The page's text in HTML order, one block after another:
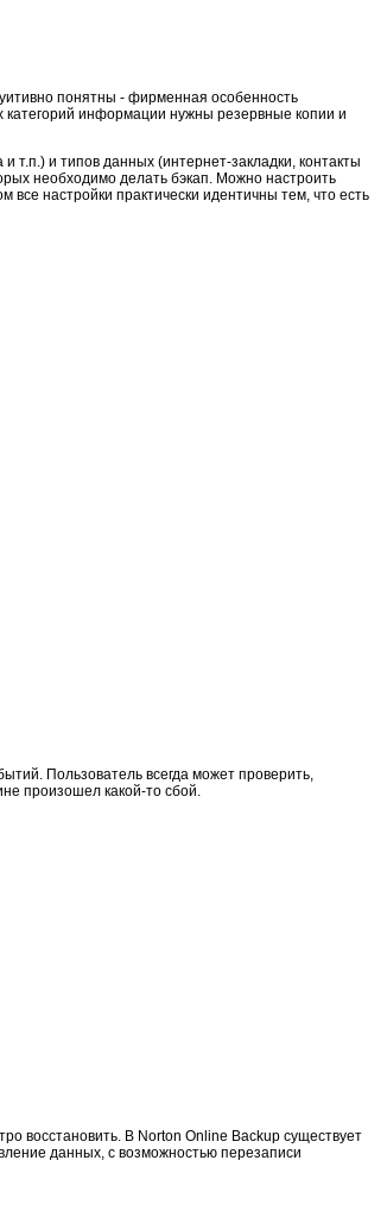
понятны - фирменная особенность
категорий информации нужны резервные копии и
и типов данных (интернет-закладки, контакты
необходимо делать бэкап. Можно настроить
настройки практически идентичны тем, что есть
Пользователь всегда может проверить,
произошел какой-то сбой.
восстановить. В Norton Online Backup существует
данных, с возможностью перезаписи